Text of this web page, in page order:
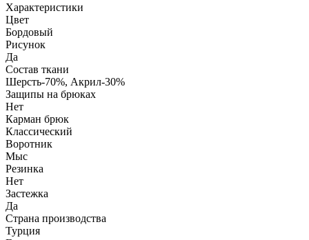
Характеристики
Цвет
Бордовый
Рисунок
Да
Состав ткани
Шерсть-70%, Акрил-30%
Защипы на брюках
Нет
Карман брюк
Классический
Воротник
Мыс
Резинка
Нет
Застежка
Да
Страна производства
Турция